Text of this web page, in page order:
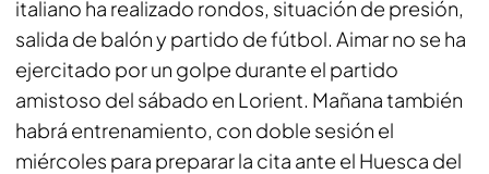
italiano ha realizado rondos, situación de presión,
salida de balón y partido de fútbol. Aimar no se ha
ejercitado por un golpe durante el partido
amistoso del sábado en Lorient. Mañana también
habrá entrenamiento, con doble sesión el
miércoles para preparar la cita ante el Huesca del